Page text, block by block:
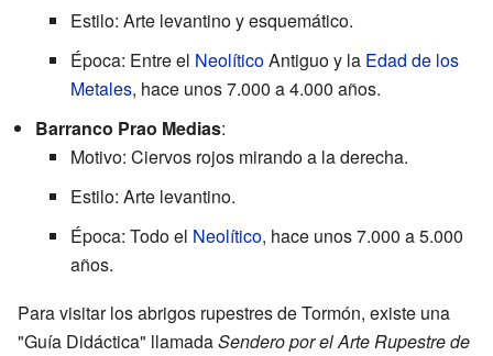
Estilo: Arte levantino y esquemático.
Época: Entre el NeolíticoAntiguo y la Edad de los
Metales, hace unos 7.000 a 4.000 años.
Barranco Prao Medias:
Motivo: Ciervos rojos mirando a la derecha.
Estilo: Arte levantino.
Época: Todo el Neolítico, hace unos 7.000 a 5.000
años.
Para visitar los abrigos rupestres de Tormón, existe una
"Guía Didáctica" llamadaSendero por el Arte Rupestre de